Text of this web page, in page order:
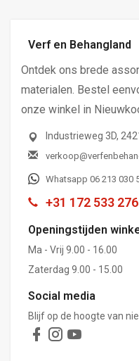
Verf en Behangland
Ontdek ons brede
materialen. Bestel
onze winkel in
Industrieweg 3D,
Whatsapp 06 213 030
+31 172 533 276
Openingstijden
Ma - Vrij 9.00 - 16.00
Zaterdag 9.00 - 15.00
Social media
Blijf op de hoogte van